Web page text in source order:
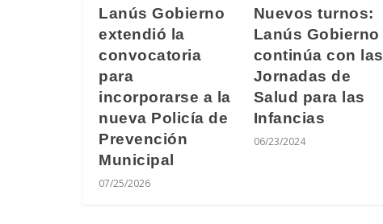
Lanús Gobierno
extendió la
convocatoria
para
incorporarse a la
nueva Policía de
Prevención
Municipal
07/25/2026
Nuevos turnos:
Lanús Gobierno
continúa con las
Jornadas de
Salud para las
Infancias
06/23/2024